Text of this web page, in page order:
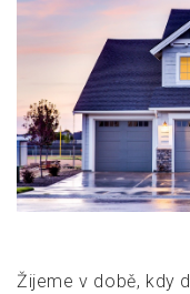
Žijeme v době, kdy